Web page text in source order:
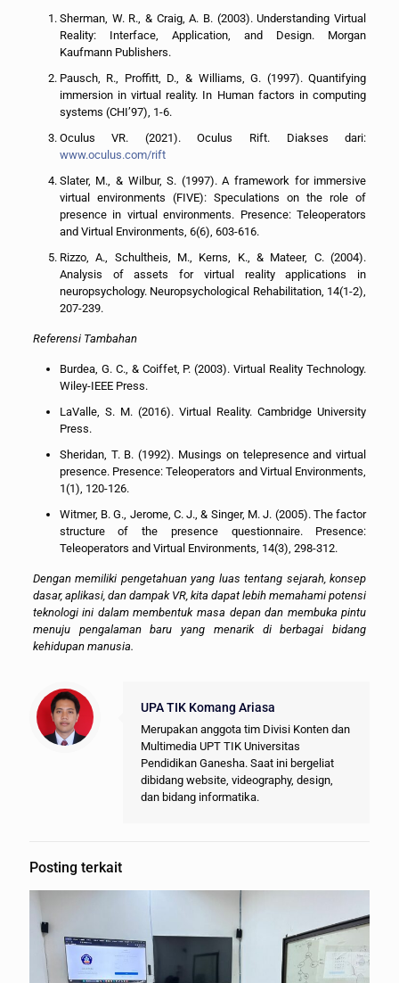
Sherman, W. R., & Craig, A. B. (2003). Understanding Virtual
Reality: Interface, Application, and Design. Morgan
Kaufmann Publishers.
Pausch, R., Proffitt, D., & Williams, G. (1997). Quantifying
immersion in virtual reality. In Human factors in computing
systems (CHI’97), 1-6.
Oculus VR. (2021). Oculus Rift. Diakses dari:
www.oculus.com/rift
Slater, M., & Wilbur, S. (1997). A framework for immersive
virtual environments (FIVE): Speculations on the role of
presence in virtual environments. Presence: Teleoperators
and Virtual Environments, 6(6), 603-616.
Rizzo, A., Schultheis, M., Kerns, K., & Mateer, C. (2004).
Analysis of assets for virtual reality applications in
neuropsychology. Neuropsychological Rehabilitation, 14(1-2),
207-239.
Referensi Tambahan
Burdea, G. C., & Coiffet, P. (2003). Virtual Reality Technology.
Wiley-IEEE Press.
LaValle, S. M. (2016). Virtual Reality. Cambridge University
Press.
Sheridan, T. B. (1992). Musings on telepresence and virtual
presence. Presence: Teleoperators and Virtual Environments,
1(1), 120-126.
Witmer, B. G., Jerome, C. J., & Singer, M. J. (2005). The factor
structure of the presence questionnaire. Presence:
Teleoperators and Virtual Environments, 14(3), 298-312.
Dengan memiliki pengetahuan yang luas tentang sejarah, konsep
dasar, aplikasi, dan dampak VR, kita dapat lebih memahami potensi
teknologi ini dalam membentuk masa depan dan membuka pintu
menuju pengalaman baru yang menarik di berbagai bidang
kehidupan manusia.
UPA TIK Komang Ariasa
Merupakan anggota tim Divisi Konten dan
Multimedia UPT TIK Universitas
Pendidikan Ganesha. Saat ini bergeliat
dibidang website, videography, design,
dan bidang informatika.
Posting terkait